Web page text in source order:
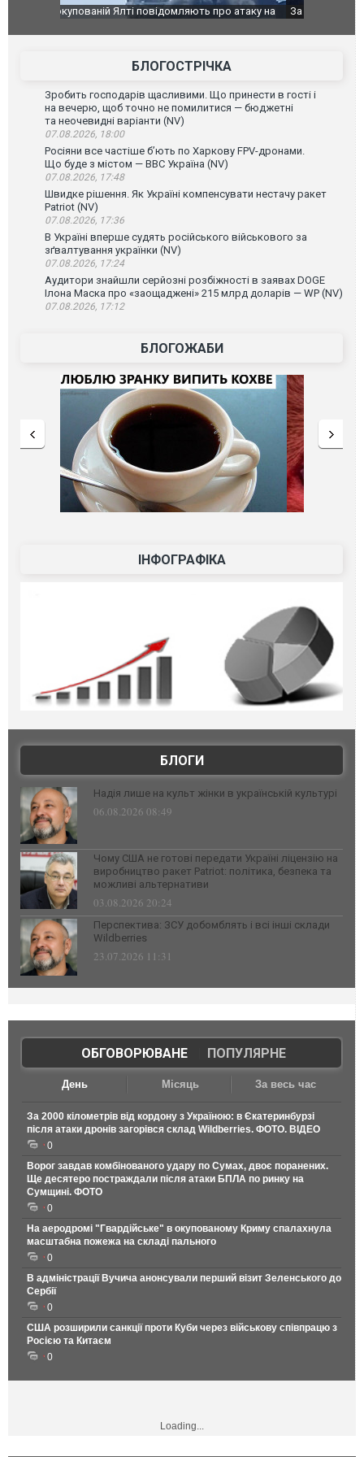
За 2000 кілометрів від кордону з Україною: в
склад Wildberries. ФОТО. ВІДЕО
В
БЛОГОСТРІЧКА
Зробить господарів щасливими. Що принести в гості і
на вечерю, щоб точно не помилитися — бюджетні
та неочевидні варіанти (NV)
07.08.2026, 18:00
Росіяни все частіше бʼють по Харкову FPV-дронами.
Що буде з містом — ВВС Україна (NV)
07.08.2026, 17:48
Швидке рішення. Як Україні компенсувати нестачу ракет
Patriot (NV)
07.08.2026, 17:36
В Україні вперше судять російського військового за
зґвалтування українки (NV)
07.08.2026, 17:24
Аудитори знайшли серйозні розбіжності в заявах DOGE
Ілона Маска про «заощаджені» 215 млрд доларів — WP (NV)
07.08.2026, 17:12
БЛОГОЖАБИ
ІНФОГРАФІКА
БЛОГИ
Надія лише на культ жінки в українській культурі
06.08.2026 08:49
Чому США не готові передати Україні ліцензію на
виробництво ракет Patriot: політика, безпека та
можливі альтернативи
03.08.2026 20:24
Перспектива: ЗСУ добомблять і всі інші склади
Wildberries
23.07.2026 11:31
ОБГОВОРЮВАНЕ| ПОПУЛЯРНЕ
День Місяць За весь час
За 2000 кілометрів від кордону з Україною: в Єкатеринбурзі
після атаки дронів загорівся склад Wildberries. ФОТО. ВІДЕО
0
Ворог завдав комбінованого удару по Сумах, двоє поранених.
Ще десятеро постраждали після атаки БПЛА по ринку на
Сумщині. ФОТО
0
На аеродромі "Гвардійське" в окупованому Криму спалахнула
масштабна пожежа на складі пального
0
В адміністрації Вучича анонсували перший візит Зеленського до
Сербії
0
США розширили санкції проти Куби через військову співпрацю з
Росією та Китаєм
0
Loading...